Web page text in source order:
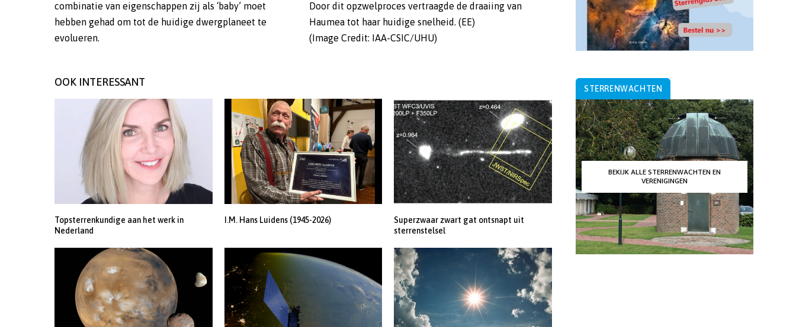
combinatie van eigenschappen zij als ‘baby’ moet
hebben gehad om tot de huidige dwergplaneet te
evolueren.
Door dit opzwelproces vertraagde de draaiing van
Haumea tot haar huidige snelheid. (EE)
(Image Credit: IAA-CSIC/UHU)
OOK INTERESSANT
Topsterrenkundige aan het werk in
Nederland
I.M. Hans Luidens (1945-2026)
Superzwaar zwart gat ontsnapt uit
sterrenstelsel
STERRENWACHTEN
BEKIJK ALLE STERRENWACHTEN EN
VERENIGINGEN